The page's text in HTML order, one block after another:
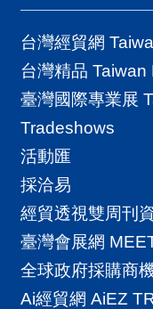
台灣經貿網
台灣精品
臺灣國際專業展
Tradeshows
活動匯
採洽易
經貿透視雙周刊
臺灣會展網
全球政府採購商
Ai經貿網 AiEZ